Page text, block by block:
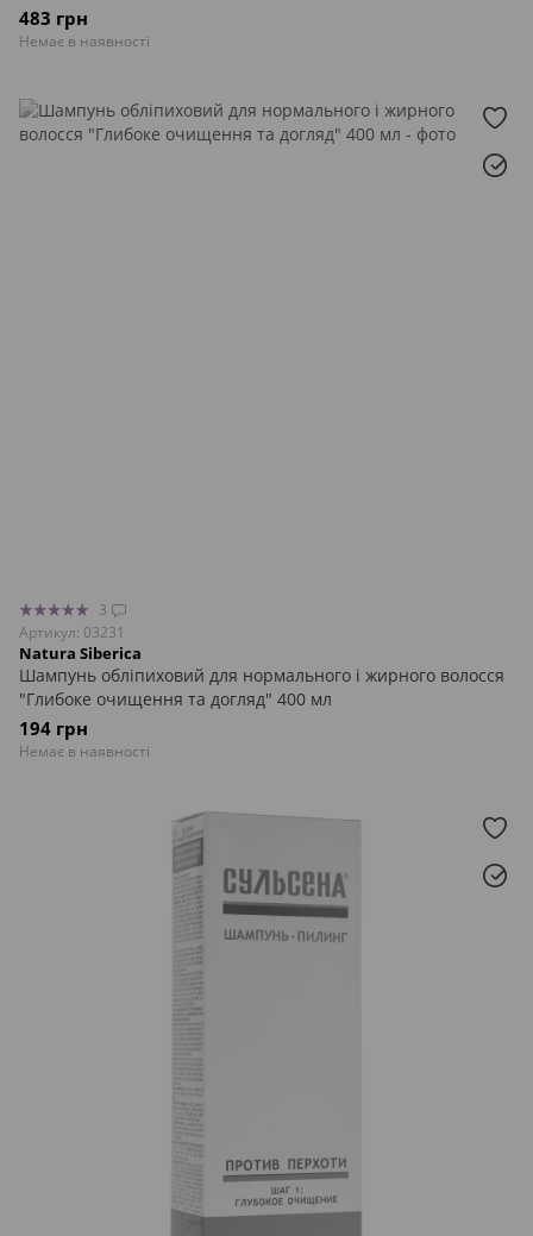
483 грн
Немає в наявності
3
Артикул: 03231
Natura Siberica
Шампунь обліпиховий для нормального і жирного волосся
"Глибоке очищення та догляд" 400 мл
194 грн
Немає в наявності